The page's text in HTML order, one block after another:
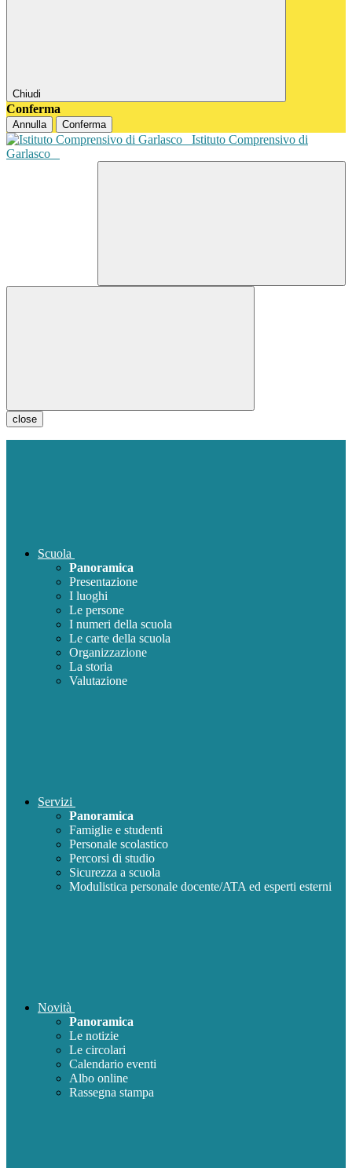
Chiudi
Conferma
Annulla Conferma
Istituto Comprensivo di
Garlasco
close
Scuola
Panoramica
Presentazione
I luoghi
Le persone
I numeri della scuola
Le carte della scuola
Organizzazione
La storia
Valutazione
Servizi
Panoramica
Famiglie e studenti
Personale scolastico
Percorsi di studio
Sicurezza a scuola
Modulistica personale docente/ATA ed esperti esterni
Novità
Panoramica
Le notizie
Le circolari
Calendario eventi
Albo online
Rassegna stampa